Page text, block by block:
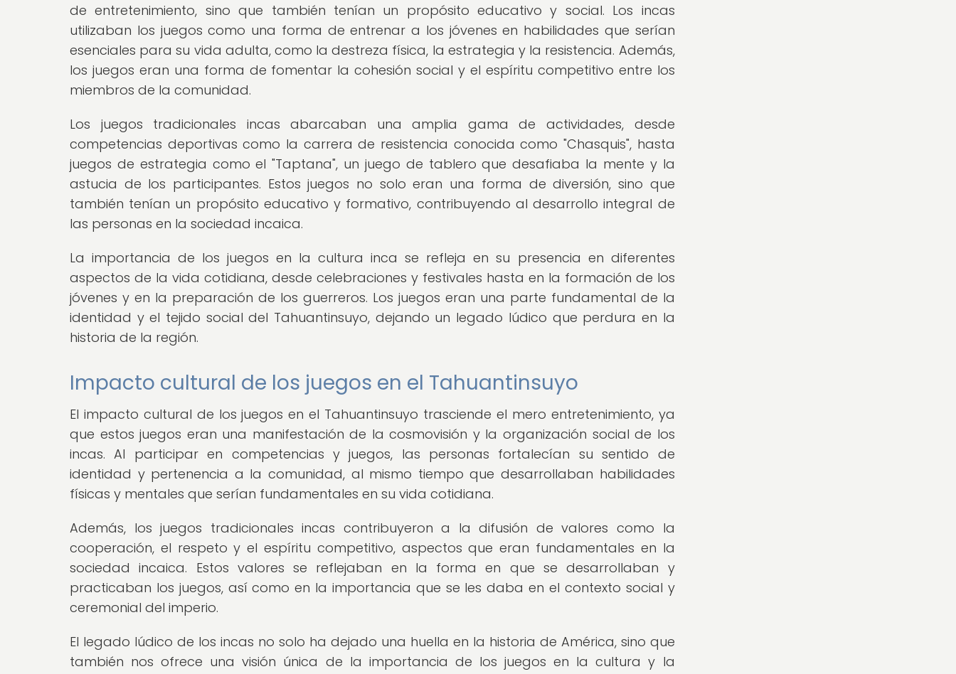
de entretenimiento, sino que también tenían un propósito educativo y social. Los incas
utilizaban los juegos como una forma de entrenar a los jóvenes en habilidades que serían
esenciales para su vida adulta, como la destreza física, la estrategia y la resistencia. Además,
los juegos eran una forma de fomentar la cohesión social y el espíritu competitivo entre los
miembros de la comunidad.
Los juegos tradicionales incas abarcaban una amplia gama de actividades, desde
competencias deportivas como la carrera de resistencia conocida como "Chasquis", hasta
juegos de estrategia como el "Taptana", un juego de tablero que desafiaba la mente y la
astucia de los participantes. Estos juegos no solo eran una forma de diversión, sino que
también tenían un propósito educativo y formativo, contribuyendo al desarrollo integral de
las personas en la sociedad incaica.
La importancia de los juegos en la cultura inca se refleja en su presencia en diferentes
aspectos de la vida cotidiana, desde celebraciones y festivales hasta en la formación de los
jóvenes y en la preparación de los guerreros. Los juegos eran una parte fundamental de la
identidad y el tejido social del Tahuantinsuyo, dejando un legado lúdico que perdura en la
historia de la región.
Impacto cultural de los juegos en el Tahuantinsuyo
El impacto cultural de los juegos en el Tahuantinsuyo trasciende el mero entretenimiento, ya
que estos juegos eran una manifestación de la cosmovisión y la organización social de los
incas. Al participar en competencias y juegos, las personas fortalecían su sentido de
identidad y pertenencia a la comunidad, al mismo tiempo que desarrollaban habilidades
físicas y mentales que serían fundamentales en su vida cotidiana.
Además, los juegos tradicionales incas contribuyeron a la difusión de valores como la
cooperación, el respeto y el espíritu competitivo, aspectos que eran fundamentales en la
sociedad incaica. Estos valores se reflejaban en la forma en que se desarrollaban y
practicaban los juegos, así como en la importancia que se les daba en el contexto social y
ceremonial del imperio.
El legado lúdico de los incas no solo ha dejado una huella en la historia de América, sino que
también nos ofrece una visión única de la importancia de los juegos en la cultura y la